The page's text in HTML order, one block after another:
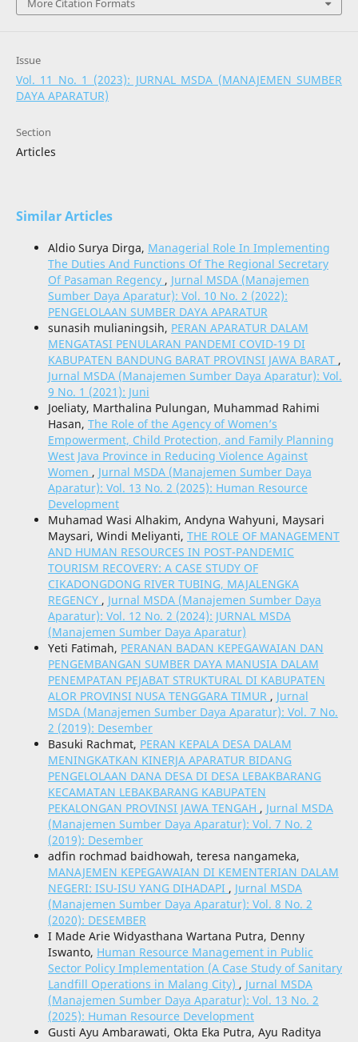
More Citation Formats
Issue
Vol. 11 No. 1 (2023): JURNAL MSDA (MANAJEMEN SUMBER
DAYA APARATUR)
Section
Articles
Similar Articles
Aldio Surya Dirga, Managerial Role In Implementing
The Duties And Functions Of The Regional Secretary
Of Pasaman Regency , Jurnal MSDA (Manajemen
Sumber Daya Aparatur): Vol. 10 No. 2 (2022):
PENGELOLAAN SUMBER DAYA APARATUR
sunasih mulianingsih, PERAN APARATUR DALAM
MENGATASI PENULARAN PANDEMI COVID-19 DI
KABUPATEN BANDUNG BARAT PROVINSI JAWA BARAT ,
Jurnal MSDA (Manajemen Sumber Daya Aparatur): Vol.
9 No. 1 (2021): Juni
Joeliaty, Marthalina Pulungan, Muhammad Rahimi
Hasan, The Role of the Agency of Women’s
Empowerment, Child Protection, and Family Planning
West Java Province in Reducing Violence Against
Women , Jurnal MSDA (Manajemen Sumber Daya
Aparatur): Vol. 13 No. 2 (2025): Human Resource
Development
Muhamad Wasi Alhakim, Andyna Wahyuni, Maysari
Maysari, Windi Meliyanti, THE ROLE OF MANAGEMENT
AND HUMAN RESOURCES IN POST-PANDEMIC
TOURISM RECOVERY: A CASE STUDY OF
CIKADONGDONG RIVER TUBING, MAJALENGKA
REGENCY , Jurnal MSDA (Manajemen Sumber Daya
Aparatur): Vol. 12 No. 2 (2024): JURNAL MSDA
(Manajemen Sumber Daya Aparatur)
Yeti Fatimah, PERANAN BADAN KEPEGAWAIAN DAN
PENGEMBANGAN SUMBER DAYA MANUSIA DALAM
PENEMPATAN PEJABAT STRUKTURAL DI KABUPATEN
ALOR PROVINSI NUSA TENGGARA TIMUR , Jurnal
MSDA (Manajemen Sumber Daya Aparatur): Vol. 7 No.
2 (2019): Desember
Basuki Rachmat, PERAN KEPALA DESA DALAM
MENINGKATKAN KINERJA APARATUR BIDANG
PENGELOLAAN DANA DESA DI DESA LEBAKBARANG
KECAMATAN LEBAKBARANG KABUPATEN
PEKALONGAN PROVINSI JAWA TENGAH , Jurnal MSDA
(Manajemen Sumber Daya Aparatur): Vol. 7 No. 2
(2019): Desember
adfin rochmad baidhowah, teresa nangameka,
MANAJEMEN KEPEGAWAIAN DI KEMENTERIAN DALAM
NEGERI: ISU-ISU YANG DIHADAPI , Jurnal MSDA
(Manajemen Sumber Daya Aparatur): Vol. 8 No. 2
(2020): DESEMBER
I Made Arie Widyasthana Wartana Putra, Denny
Iswanto, Human Resource Management in Public
Sector Policy Implementation (A Case Study of Sanitary
Landfill Operations in Malang City) , Jurnal MSDA
(Manajemen Sumber Daya Aparatur): Vol. 13 No. 2
(2025): Human Resource Development
Gusti Ayu Ambarawati, Okta Eka Putra, Ayu Raditya